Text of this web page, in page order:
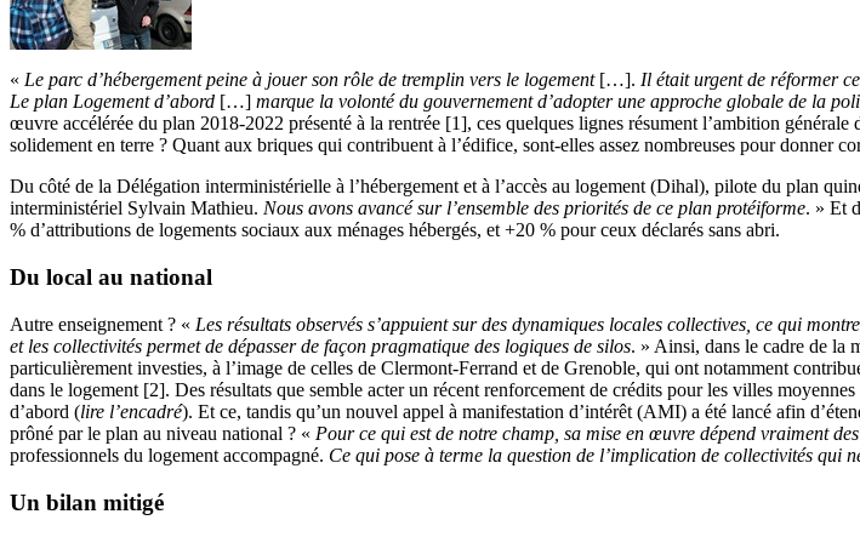
« Le parc d’hébergement peine à jouer son rôle de tremplin vers le logement[…]. Il était urgent de réformer ce
Le plan Logement d’abord […] marque la volonté du gouvernement d’adopter une approche globale de la
œuvre accélérée du plan 2018-2022 présenté à la rentrée [1], ces quelques lignes résument l’ambition
solidement en terre ? Quant aux briques qui contribuent à l’édifice, sont-elles assez nombreuses pour donner
Du côté de la Délégation interministérielle à l’hébergement et à l’accès au logement (Dihal), pilote du plan
interministériel Sylvain Mathieu. Nous avons avancé sur l’ensemble des priorités de ce plan protéiforme. » Et
% d’attributions de logements sociaux aux ménages hébergés, et +20 % pour ceux déclarés sans abri.
Du local au national
Autre enseignement ? « Les résultats observés s’appuient sur des dynamiques locales collectives, ce qui
et les collectivités permet de dépasser de façon pragmatique des logiques de silos. » Ainsi, dans le cadre de la
particulièrement investies, à l’image de celles de Clermont-Ferrand et de Grenoble, qui ont notamment
dans le logement [2]. Des résultats que semble acter un récent renforcement de crédits pour les villes
d’abord (lire l’encadré). Et ce, tandis qu’un nouvel appel à manifestation d’intérêt (AMI) a été lancé afin
prôné par le plan au niveau national ? « Pour ce qui est de notre champ, sa mise en œuvre dépend vraiment
professionnels du logement accompagné. Ce qui pose à terme la question de l’implication de collectivités qui
Un bilan mitigé